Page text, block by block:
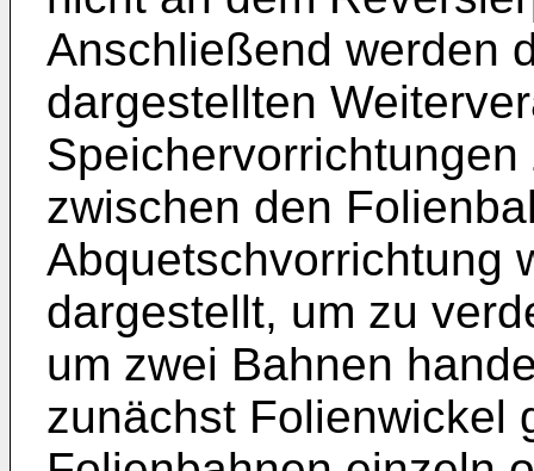
Anschließend werden
dargestellten
zwischen den
Abquetschvorrichtung
dargestellt, um zu
um zwei Bahnen
zunächst Folienwickel